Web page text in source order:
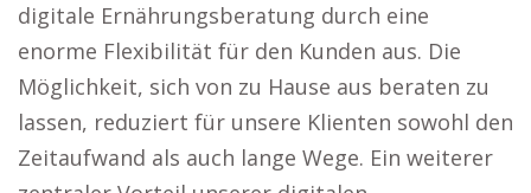
digitale Ernährungsberatung durch eine
enorme Flexibilität für den Kunden aus. Die
Möglichkeit, sich von zu Hause aus beraten zu
lassen, reduziert für unsere Klienten sowohl den
Zeitaufwand als auch lange Wege. Ein weiterer